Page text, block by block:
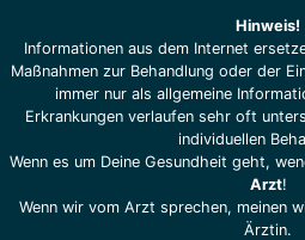
Hinweis!
Informationen aus dem Internet
Maßnahmen zur Behandlung oder der
immer nur als allgemeine
Erkrankungen verlaufen sehr oft
individuellen
Wenn es um Deine Gesundheit geht,
Arzt!
Wenn wir vom Arzt sprechen, meinen
Ärztin.